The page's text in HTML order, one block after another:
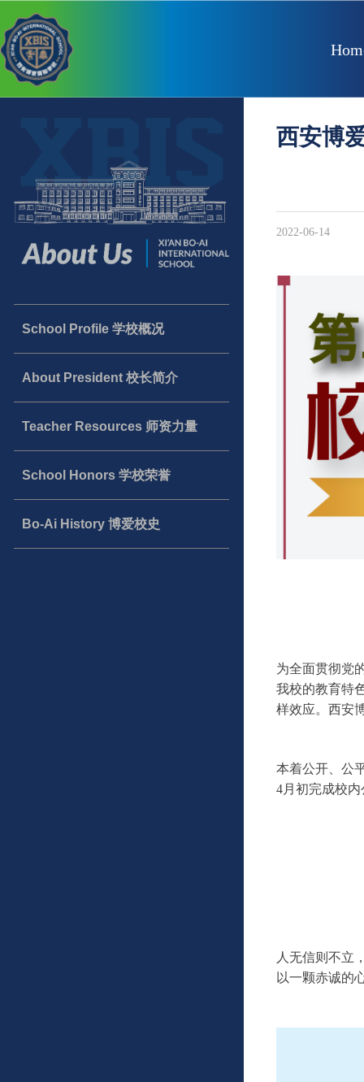
School Profile 学校概况
About President 校长简介
Teacher Resources 师资力量
School Honors 学校荣誉
Bo-Ai History 博爱校史
西安博
2022-06-14
为全面贯彻党
我校的教育特
样效应。西安
本着公开、公
4月初完成校
人无信则不立
以一颗赤诚的